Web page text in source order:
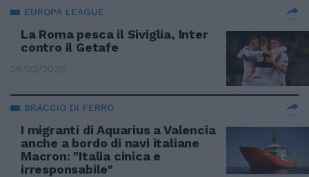
EUROPA LEAGUE
La Roma pesca il Siviglia, Inter
contro il Getafe
29/02/2020
BRACCIO DI FERRO
I migranti di Aquarius a Valencia
anche a bordo di navi italiane
Macron: "Italia cinica e
irresponsabile"